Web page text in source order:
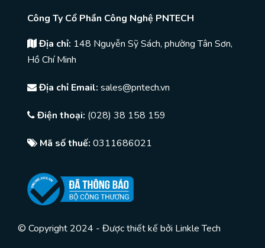
Công Ty Cổ Phần Công Nghệ PNTECH
Địa chỉ: 148 Nguyễn Sỹ Sách, phường Tân Sơn,
Hồ Chí Minh
Địa chỉ Email: sales@pntech.vn
Điện thoại: (028) 38 158 159
Mã số thuế: 0311686021
© Copyright 2024 - Được thiết kế bởi Linkle Tech